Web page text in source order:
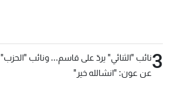
3نائب "الثنائي" يردّ على قاسم... ونائب "الحزب"
عن عون: "انشالله خير"